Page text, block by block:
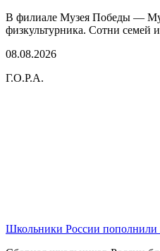
В филиале Музея Победы —
физкультурника. Сотни семей
08.08.2026
Г.О.Р.А.
Школьники России пополнили